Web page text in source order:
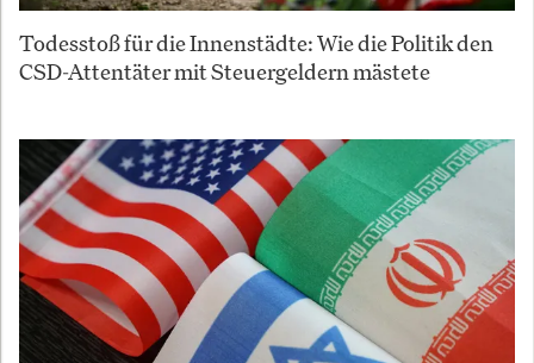
Todesstoß für die Innenstädte: Wie die Politik den
CSD-Attentäter mit Steuergeldern mästete